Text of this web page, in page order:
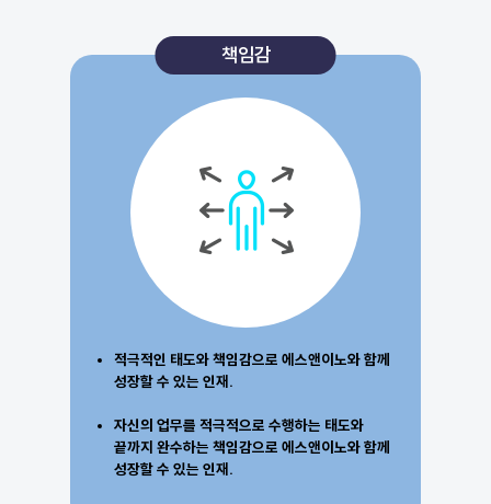
책임감
적극적인 태도와 책임감으로 에스앤이노와 함께
성장할 수 있는 인재.
자신의 업무를 적극적으로 수행하는 태도와
끝까지 완수하는 책임감으로 에스앤이노와 함께
성장할 수 있는 인재.